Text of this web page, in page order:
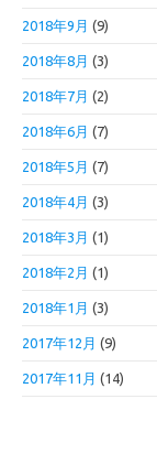
2018年9月 (9)
2018年8月 (3)
2018年7月 (2)
2018年6月 (7)
2018年5月 (7)
2018年4月 (3)
2018年3月 (1)
2018年2月 (1)
2018年1月 (3)
2017年12月 (9)
2017年11月 (14)